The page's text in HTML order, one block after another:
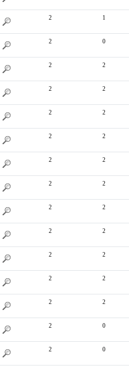
2 1
2 0
2 2
2 2
2 2
2 2
2 2
2 2
2 2
2 2
2 2
2 2
2 2
2 0
2 0